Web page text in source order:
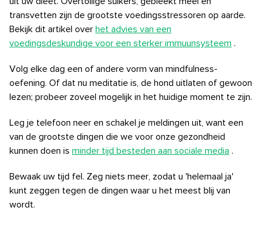
transvetten zijn de grootste voedingsstressoren op aarde.
Bekijk dit artikel over het advies van een
voedingsdeskundige voor een sterker immuunsysteem .
Volg elke dag een of andere vorm van mindfulness-
oefening. Of dat nu meditatie is, de hond uitlaten of gewoon
lezen; probeer zoveel mogelijk in het huidige moment te zijn.
Leg je telefoon neer en schakel je meldingen uit, want een
van de grootste dingen die we voor onze gezondheid
kunnen doen is minder tijd besteden aan sociale media .
Bewaak uw tijd fel. Zeg niets meer, zodat u 'helemaal ja'
kunt zeggen tegen de dingen waar u het meest blij van
wordt.